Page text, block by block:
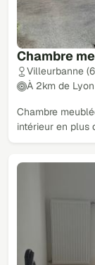
Chambre
Villeurbanne
À 2km de
Chambre
intérieur en plus